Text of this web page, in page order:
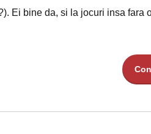
Ei bine da, si la jocuri insa fara